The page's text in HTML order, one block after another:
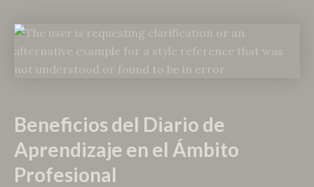
Beneficios del Diario de
Aprendizaje en el Ámbito
Profesional